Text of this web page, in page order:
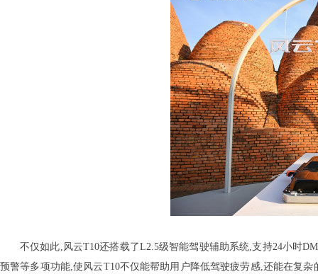
不仅如此,风云T10还搭载了L2.5级智能驾驶辅助系统,支持24小时
预警等多项功能,使风云T10不仅能帮助用户降低驾驶疲劳感,还能在复